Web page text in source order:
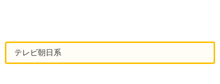
テレビ朝日系